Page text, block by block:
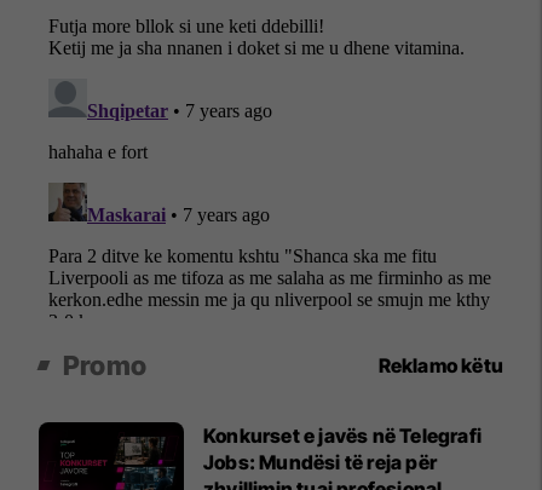
Promo Reklamo këtu
Konkurset e javës në Telegrafi
Jobs: Mundësi të reja për